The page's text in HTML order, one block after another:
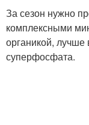
За сезон нужно
комплексными
органикой, лучше
суперфосфата.